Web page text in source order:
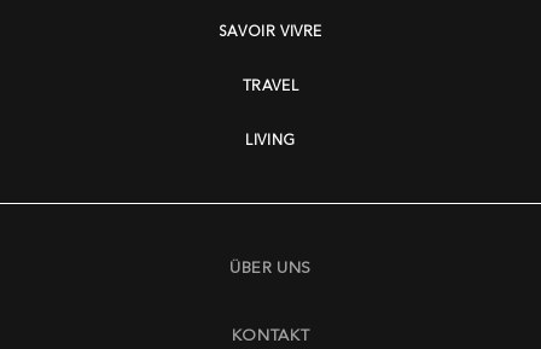
SAVOIR VIVRE
TRAVEL
LIVING
ÜBER UNS
KONTAKT